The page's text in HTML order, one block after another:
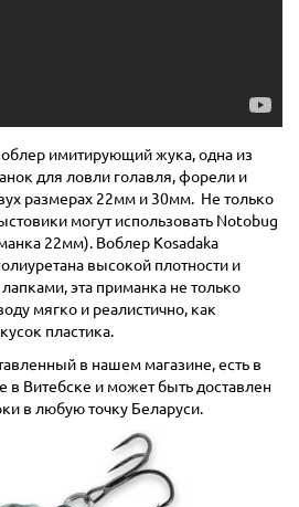
имитирующий жука, одна из
для ловли голавля, форели и
размерах 22мм и 30мм. Не только
могут использовать Notobug
22мм). Воблер Kosadaka
высокой плотности и
эта приманка не только
мягко и реалистично, как
пластика.
в нашем магазине, есть в
в Витебске и может быть доставлен
в любую точку Беларуси.